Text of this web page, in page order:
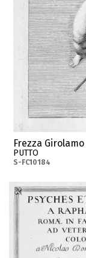
Frezza Girolamo
PUTTO
S-FC10184